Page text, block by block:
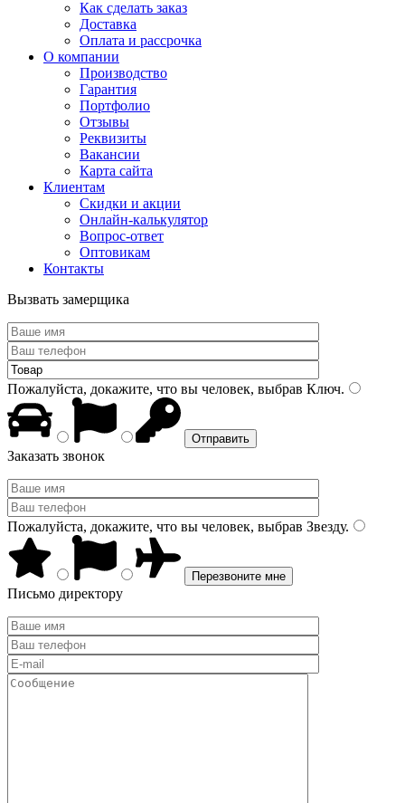
Как сделать заказ
Доставка
Оплата и рассрочка
О компании
Производство
Гарантия
Портфолио
Отзывы
Реквизиты
Вакансии
Карта сайта
Клиентам
Скидки и акции
Онлайн-калькулятор
Вопрос-ответ
Оптовикам
Контакты
Вызвать замерщика
Пожалуйста, докажите, что вы человек, выбрав Ключ.
Заказать звонок
Пожалуйста, докажите, что вы человек, выбрав Звезду.
Письмо директору